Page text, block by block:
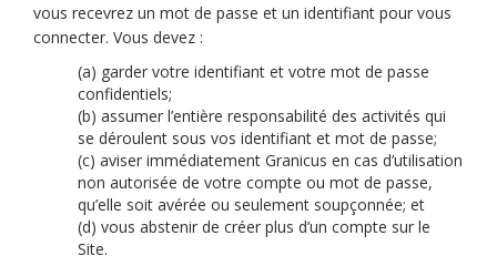
vous recevrez un mot de passe et un identifiant pour vous
connecter. Vous devez :
(a) garder votre identifiant et votre mot de passe
confidentiels;
(b) assumer l’entière responsabilité des activités qui
se déroulent sous vos identifiant et mot de passe;
(c) aviser immédiatement Granicus en cas d’utilisation
non autorisée de votre compte ou mot de passe,
qu’elle soit avérée ou seulement soupçonnée; et
(d) vous abstenir de créer plus d’un compte sur le
Site.